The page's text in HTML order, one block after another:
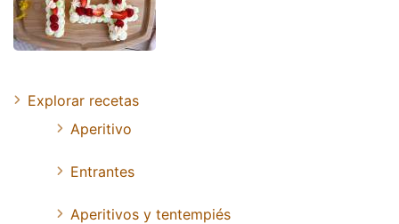
Explorar recetas
Aperitivo
Entrantes
Aperitivos y tentempiés